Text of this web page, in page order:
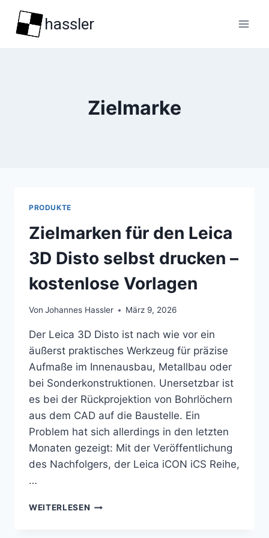
Zum
Inhalt
springen
hassler
Zielmarke
PRODUKTE
Zielmarken für den Leica
3D Disto selbst drucken –
kostenlose Vorlagen
Von Johannes Hassler März 9, 2026
Der Leica 3D Disto ist nach wie vor ein
äußerst praktisches Werkzeug für präzise
Aufmaße im Innenausbau, Metallbau oder
bei Sonderkonstruktionen. Unersetzbar ist
es bei der Rückprojektion von Bohrlöchern
aus dem CAD auf die Baustelle. Ein
Problem hat sich allerdings in den letzten
Monaten gezeigt: Mit der Veröffentlichung
des Nachfolgers, der Leica iCON iCS Reihe,
…
WEITERLESEN ZIELMARKEN